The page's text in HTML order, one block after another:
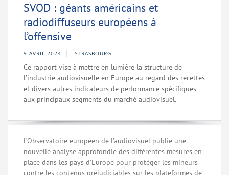
SVOD : géants américains et
radiodiffuseurs européens à
l’offensive
9 AVRIL 2024 STRASBOURG
Ce rapport vise à mettre en lumière la structure de
l’industrie audiovisuelle en Europe au regard des recettes
et divers autres indicateurs de performance spécifiques
aux principaux segments du marché audiovisuel.
L’Observatoire européen de l’audiovisuel publie une
nouvelle analyse approfondie des différentes mesures en
place dans les pays d’Europe pour protéger les mineurs